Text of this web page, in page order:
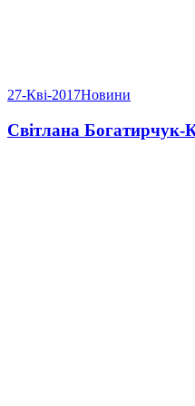
27-Кві-2017Новини
Світлана Богатирчук-